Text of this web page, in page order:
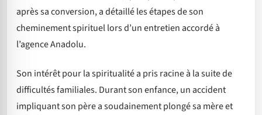
après sa conversion, a détaillé les étapes de son
cheminement spirituel lors d’un entretien accordé à
l’agence Anadolu.
Son intérêt pour la spiritualité a pris racine à la suite de
difficultés familiales. Durant son enfance, un accident
impliquant son père a soudainement plongé sa mère et